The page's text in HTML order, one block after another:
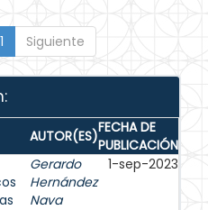
1 Siguiente
AUTOR(ES)FECHA DE
PUBLICACIÓN
Gerardo
Hernández
Nava
1-sep-2023